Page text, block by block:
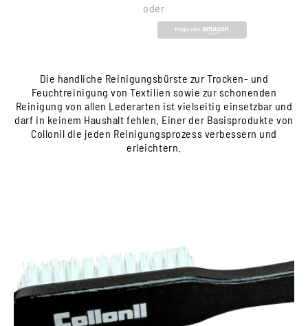
oder
Die handliche Reinigungsbürste zur Trocken- und
Feuchtreinigung von Textilien sowie zur schonenden
Reinigung von allen Lederarten ist vielseitig einsetzbar und
darf in keinem Haushalt fehlen. Einer der Basisprodukte von
Collonil die jeden Reinigungsprozess verbessern und
erleichtern.